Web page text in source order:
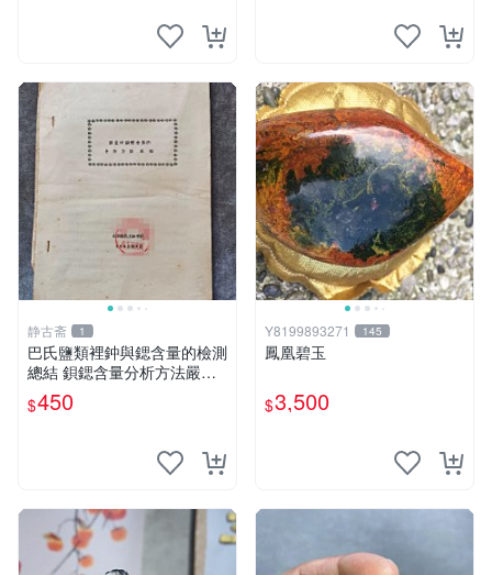
碧玉髓秀姑玉鳳梨芋仔玉總統
静古斋 1
巴氏鹽類裡鈡與鍶含量的檢測
總結 鋇鍶含量分析方法嚴選
巴氏化合物成分分析心得 化
學分析技法推薦
$450
Y8199893271 145
鳳凰碧玉
$3,500